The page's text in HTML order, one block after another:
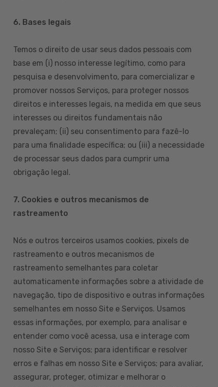
6. Bases legais
Temos o direito de usar seus dados pessoais com
base em (i) nosso interesse legítimo, como para
pesquisa e desenvolvimento, para comercializar e
promover nossos Serviços, para proteger nossos
direitos e interesses legais, na medida em que seus
interesses ou direitos fundamentais não
prevaleçam; (ii) seu consentimento para fazê-lo
para uma finalidade específica; ou (iii) a necessidade
de processar seus dados para cumprir uma
obrigação legal.
7. Cookies e outros mecanismos de
rastreamento
Nós e outros terceiros usamos cookies, pixels de
rastreamento e outros mecanismos de
rastreamento semelhantes para coletar
automaticamente informações sobre a atividade de
navegação, tipo de dispositivo e outras informações
semelhantes em nosso Site e Serviços. Usamos
essas informações, por exemplo, para analisar e
entender como você acessa, usa e interage com
nosso Site e Serviços; para identificar e resolver
erros e falhas em nosso Site e Serviços; para avaliar,
assegurar, proteger, otimizar e melhorar o